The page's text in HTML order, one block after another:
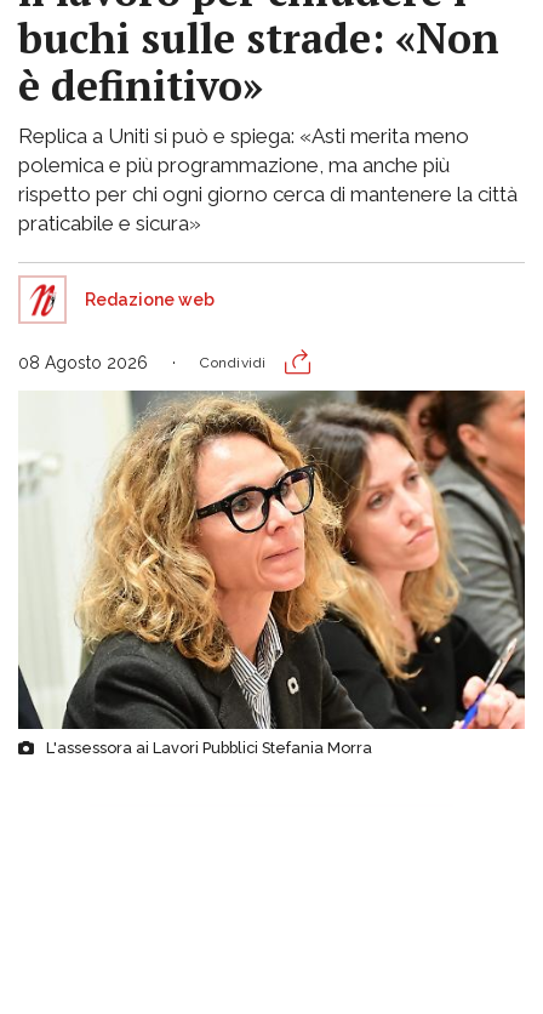
buchi sulle strade: «Non
è definitivo»
Replica a Uniti si può e spiega: «Asti merita meno
polemica e più programmazione, ma anche più
rispetto per chi ogni giorno cerca di mantenere la città
praticabile e sicura»
Redazione web
08 Agosto 2026 Condividi
L'assessora ai Lavori Pubblici Stefania Morra